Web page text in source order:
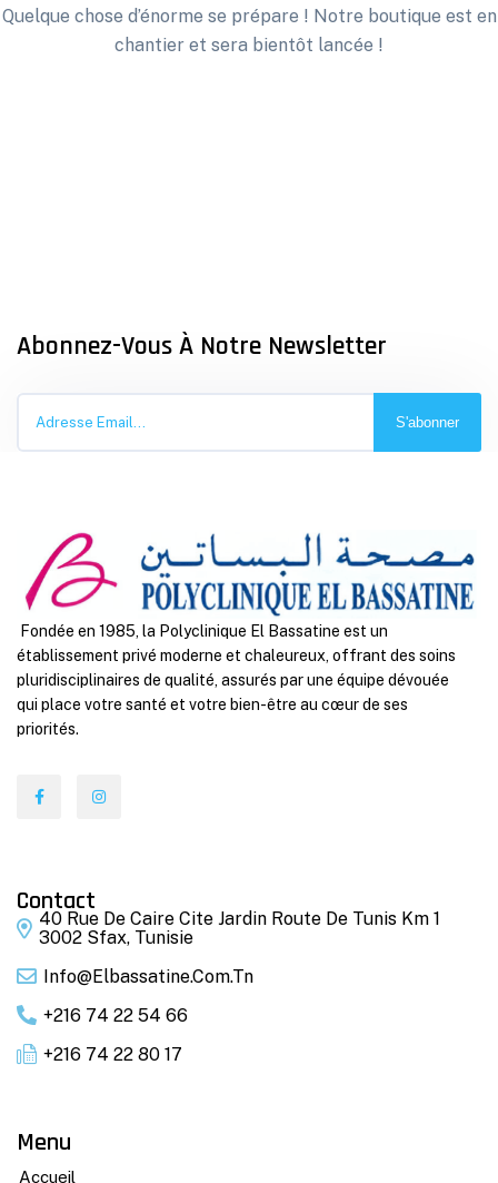
Quelque chose d’énorme se prépare ! Notre boutique est en
chantier et sera bientôt lancée !
Abonnez-Vous À Notre Newsletter
S'abonner
Fondée en 1985, la Polyclinique El Bassatine est un
établissement privé moderne et chaleureux, offrant des soins
pluridisciplinaires de qualité, assurés par une équipe dévouée
qui place votre santé et votre bien-être au cœur de ses
priorités.
Contact
40 Rue De Caire Cite Jardin Route De Tunis Km 1
3002 Sfax, Tunisie
Info@elbassatine.com.tn
+216 74 22 54 66
+216 74 22 80 17
Menu
Accueil